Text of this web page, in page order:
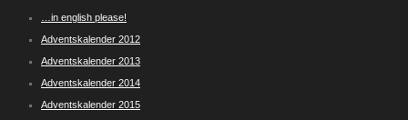
…in english please!
Adventskalender 2012
Adventskalender 2013
Adventskalender 2014
Adventskalender 2015